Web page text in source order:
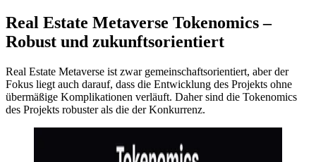
Real Estate Metaverse Tokenomics –
Robust und zukunftsorientiert
Real Estate Metaverse ist zwar gemeinschaftsorientiert, aber der
Fokus liegt auch darauf, dass die Entwicklung des Projekts ohne
übermäßige Komplikationen verläuft. Daher sind die Tokenomics
des Projekts robuster als die der Konkurrenz.